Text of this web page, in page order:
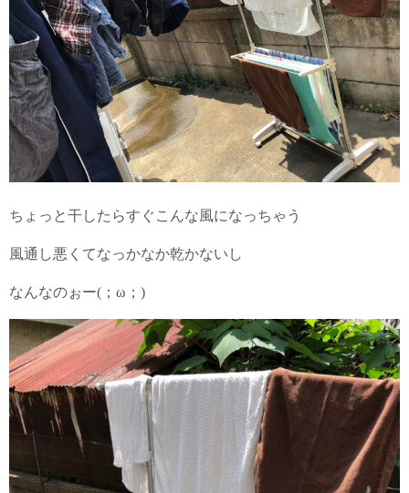
ちょっと干したらすぐこんな風になっちゃう
風通し悪くてなっかなか乾かないし
なんなのぉー(；ω；)